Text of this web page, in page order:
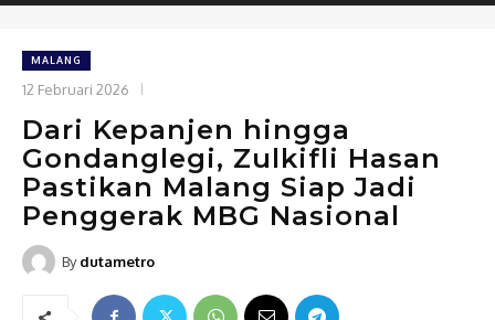
MALANG
12 Februari 2026
Dari Kepanjen hingga
Gondanglegi, Zulkifli Hasan
Pastikan Malang Siap Jadi
Penggerak MBG Nasional
By dutametro